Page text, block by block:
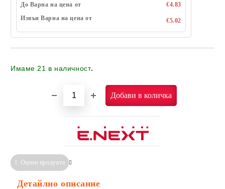
До Варна на цена от
€4.83
Извън Варна на цена от
€5.02
Имаме 21 в наличност.
Оцени продукта
Детайлно описание